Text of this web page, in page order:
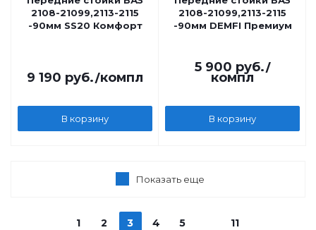
2108-21099,2113-2115
-90мм SS20 Комфорт
9 190 руб./компл
В корзину
2108-21099,2113-2115
-90мм DEMFI Премиум
5 900 руб./
компл
В корзину
Показать еще
1 2 3 4 5 11